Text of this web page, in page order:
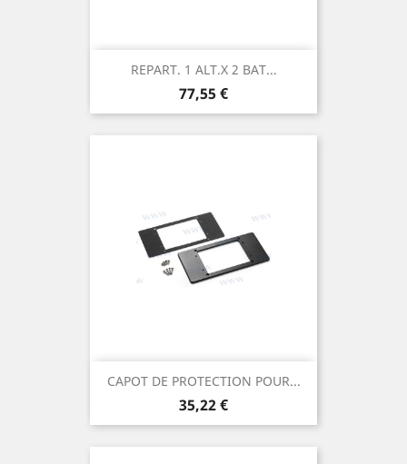
REPART. 1 ALT.x 2 BAT...
Prix
77,55 €
CAPOT DE PROTECTION POUR...
Prix
35,22 €